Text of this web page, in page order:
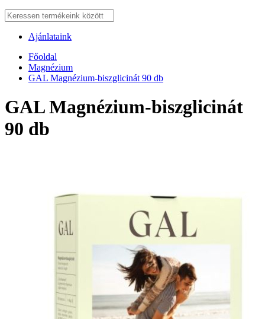
Ajánlataink
Főoldal
Magnézium
GAL Magnézium-biszglicinát 90 db
GAL Magnézium-biszglicinát
90 db